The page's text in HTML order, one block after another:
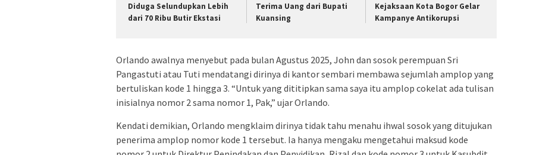
Diduga Selundupkan Lebih
dari 70 Ribu Butir Ekstasi
Terima Uang dari Bupati
Kuansing
Kejaksaan Kota Bogor Gelar
Kampanye Antikorupsi
Orlando awalnya menyebut pada bulan Agustus 2025, John dan sosok perempuan Sri
Pangastuti atau Tuti mendatangi dirinya di kantor sembari membawa sejumlah amplop yang
bertuliskan kode 1 hingga 3. “Untuk yang dititipkan sama saya itu amplop cokelat ada tulisan
inisialnya nomor 2 sama nomor 1, Pak,” ujar Orlando.
Kendati demikian, Orlando mengklaim dirinya tidak tahu menahu ihwal sosok yang ditujukan
penerima amplop nomor kode 1 tersebut. Ia hanya mengaku mengetahui maksud kode